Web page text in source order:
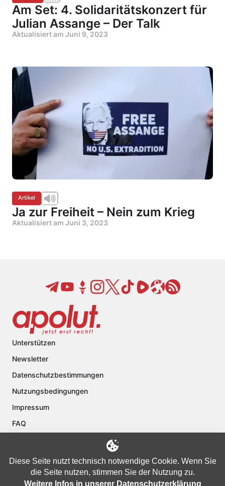
Am Set: 4. Solidaritätskonzert für
Julian Assange – Der Talk
Aktualisiert am Juni 9, 2023
Artikel
Ja zur Freiheit – Nein zum Krieg
Aktualisiert am Juni 3, 2023
Unterstützen
Newsletter
Datenschutzbestimmungen
Nutzungsbedingungen
Impressum
FAQ
Diese Seite nutzt technisch notwendige Cookie. Wenn Sie
die Seite nutzen, stimmen Sie der Nutzung zu.
Weitere Infos in unserer Datenschutzerklärung